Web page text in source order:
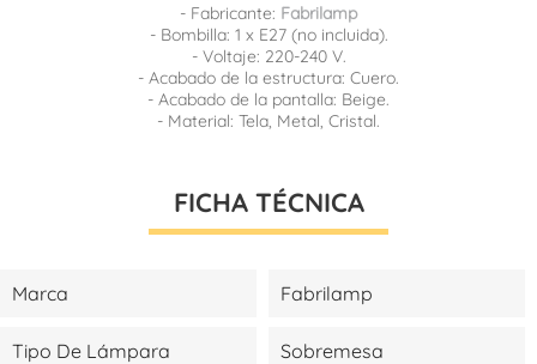
- Fabricante: Fabrilamp
- Bombilla: 1 x E27 (no incluida).
- Voltaje: 220-240 V.
- Acabado de la estructura: Cuero.
- Acabado de la pantalla: Beige.
- Material: Tela, Metal, Cristal.
FICHA TÉCNICA
Marca Fabrilamp
Tipo De Lámpara Sobremesa